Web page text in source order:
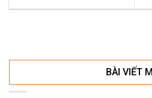
BÀI VIẾT